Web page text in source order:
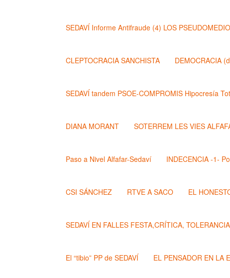
SEDAVÍ Informe Antifraude (4) LOS
CLEPTOCRACIA SANCHISTA DEMOCRACIA
SEDAVÍ tandem PSOE-COMPROMIS Hipocresía
DIANA MORANT SOTERREM LES VIES
Paso a Nivel Alfafar-Sedaví INDECENCIA -1-
CSI SÁNCHEZ RTVE A SACO EL
SEDAVÍ EN FALLES FESTA,CRÍTICA,
El “tibio” PP de SEDAVÍ EL PENSADOR EN LA